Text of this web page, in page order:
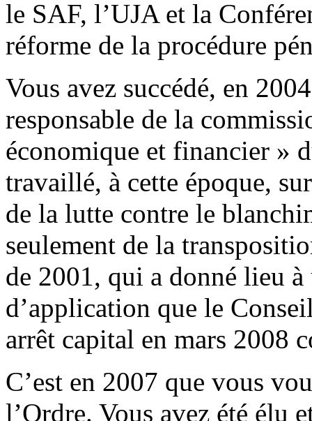
le SAF, l’UJA et la
réforme de la procédure
Vous avez succédé, en
responsable de la
économique et financier »
travaillé, à cette époque,
de la lutte contre le
seulement de la
de 2001, qui a donné lieu
d’application que le
arrêt capital en mars 2008
C’est en 2007 que vous
l’Ordre. Vous avez été élu